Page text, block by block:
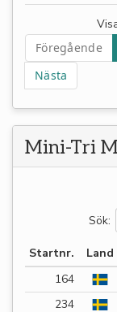
Föregående
Nästa
Mini-Tri
Sök:
Startnr. Land
164
234